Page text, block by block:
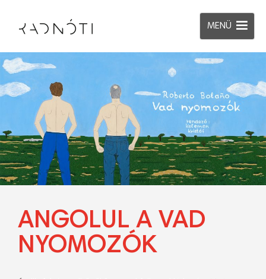
MENÜ
ANGOLUL A VAD
NYOMOZÓK